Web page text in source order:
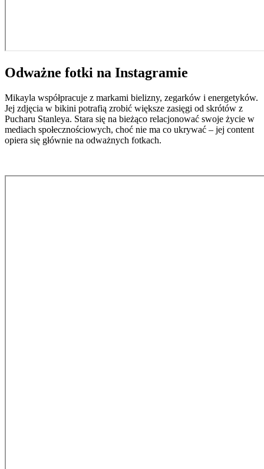
Odważne fotki na Instagramie
Mikayla współpracuje z markami bielizny, zegarków i energetyków.
Jej zdjęcia w bikini potrafią zrobić większe zasięgi od skrótów z
Pucharu Stanleya. Stara się na bieżąco relacjonować swoje życie w
mediach społecznościowych, choć nie ma co ukrywać – jej content
opiera się głównie na odważnych fotkach.